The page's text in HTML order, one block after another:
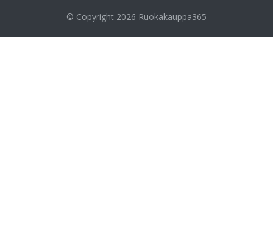
© Copyright 2026 Ruokakauppa365